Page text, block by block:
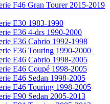
F46 Gran Tourer 2015-2019
E30 1983-1990
E36 4-drs 1990-2000
E36 Cabrio 1992-1998
E36 Touring 1990-2000
E46 Cabrio 1998-2005
E46 Coupé 1998-2005
E46 Sedan 1998-2005
E46 Touring 1998-2005
E90 Sedan 2005-2013